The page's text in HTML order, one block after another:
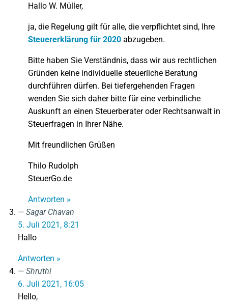
Hallo W. Müller,
ja, die Regelung gilt für alle, die verpflichtet sind, Ihre
Steuererklärung für 2020 abzugeben.
Bitte haben Sie Verständnis, dass wir aus rechtlichen
Gründen keine individuelle steuerliche Beratung
durchführen dürfen. Bei tiefergehenden Fragen
wenden Sie sich daher bitte für eine verbindliche
Auskunft an einen Steuerberater oder Rechtsanwalt in
Steuerfragen in Ihrer Nähe.
Mit freundlichen Grüßen
Thilo Rudolph
SteuerGo.de
Antworten »
Sagar Chavan
5. Juli 2021, 8:21
Hallo
Antworten »
Shruthi
6. Juli 2021, 16:05
Hello,